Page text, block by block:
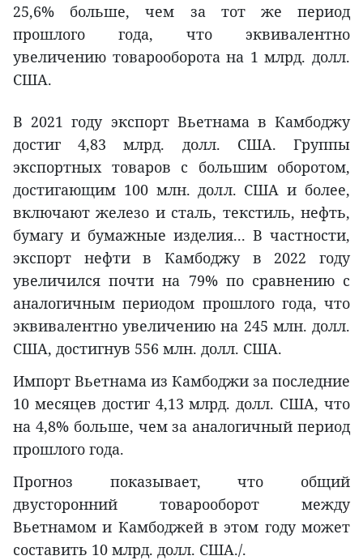
25,6% больше, чем за тот же период
прошлого года, что эквивалентно
увеличению товарооборота на 1 млрд. долл.
США.
В 2021 году экспорт Вьетнама в Камбоджу
достиг 4,83 млрд. долл. США. Группы
экспортных товаров с большим оборотом,
достигающим 100 млн. долл. США и более,
включают железо и сталь, текстиль, нефть,
бумагу и бумажные изделия... В частности,
экспорт нефти в Камбоджу в 2022 году
увеличился почти на 79% по сравнению с
аналогичным периодом прошлого года, что
эквивалентно увеличению на 245 млн. долл.
США, достигнув 556 млн. долл. США.
Импорт Вьетнама из Камбоджи за последние
10 месяцев достиг 4,13 млрд. долл. США, что
на 4,8% больше, чем за аналогичный период
прошлого года.
Прогноз показывает, что общий
двусторонний товарооборот между
Вьетнамом и Камбоджей в этом году может
составить 10 млрд. долл. США./.